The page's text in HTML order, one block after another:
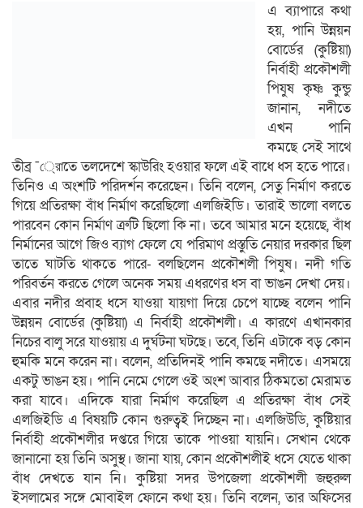
এ ব্যাপারে কথা
হয়, পানি উন্নয়ন
বোর্ডের (কুষ্টিয়া)
নির্বাহী প্রকৌশলী
পিযুষ কৃষ্ণ কুন্ডু
জানান, নদীতে
এখন পানি
কমছে সেই সাথে
তীব্র ¯্রােতে তলদেশে স্কাউরিং হওয়ার ফলে এই বাধে ধস হতে পারে।
তিনিও এ অংশটি পরিদর্শন করেছেন। তিনি বলেন, সেতু নির্মাণ করতে
গিয়ে প্রতিরক্ষা বাঁধ নির্মাণ করেছিলো এলজিইডি। তারাই ভালো বলতে
পারবেন কোন নির্মাণ ত্রুটি ছিলো কি না। তবে আমার মনে হয়েছে, বাঁধ
নির্মানের আগে জিও ব্যাগ ফেলে যে পরিমাণ প্রস্তুতি নেয়ার দরকার ছিল
তাতে ঘাটতি থাকতে পারে- বলছিলেন প্রকৌশলী পিযুষ। নদী গতি
পরিবর্তন করতে গেলে অনেক সময় এধরণের ধস বা ভাঙন দেখা দেয়।
এবার নদীর প্রবাহ ধসে যাওয়া যায়গা দিয়ে চেপে যাচ্ছে বলেন পানি
উন্নয়ন বোর্ডের (কুষ্টিয়া) এ নির্বাহী প্রকৌশলী। এ কারণে এখানকার
নিচের বালু সরে যাওয়ায় এ দুর্ঘটনা ঘটছে। তবে, তিনি এটাকে বড় কোন
হুমকি মনে করেন না। বলেন, প্রতিদিনই পানি কমছে নদীতে। এসময়ে
একটু ভাঙন হয়। পানি নেমে গেলে ওই অংশ আবার ঠিকমতো মেরামত
করা যাবে। এদিকে যারা নির্মাণ করেছিল এ প্রতিরক্ষা বাঁধ সেই
এলজিইডি এ বিষয়টি কোন গুরুত্বই দিচ্ছেন না। এলজিউডি, কুষ্টিয়ার
নির্বাহী প্রকৌশলীর দপ্তরে গিয়ে তাকে পাওয়া যায়নি। সেখান থেকে
জানানো হয় তিনি অসুস্থ। জানা যায়, কোন প্রকৌশলীই ধসে যেতে থাকা
বাঁধ দেখতে যান নি। কুষ্টিয়া সদর উপজেলা প্রকৌশলী জহুরুল
ইসলামের সঙ্গে মোবাইল ফোনে কথা হয়। তিনি বলেন, তার অফিসের